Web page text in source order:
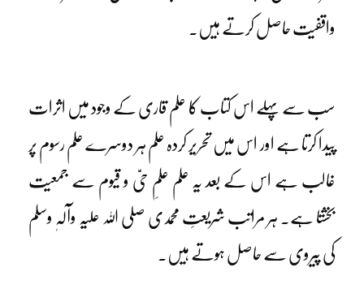
واقفیت حاصل کرتے ہیں۔
سب سے پہلے اس کتاب کا علم قاری کے وجود میں اثرات
پیدا کرتا ہے اور اس میں تحریر کردہ علم ہر دوسرے علم رسوم پر
غالب ہے اس کے بعد یہ علم علمِ حیّ و قیوم سے جمعیت
بخشتا ہے۔ ہر مراتب شریعتِ محمدی صلی اللہ علیہ وآلہٖ وسلم
کی پیروی سے حاصل ہوتے ہیں۔